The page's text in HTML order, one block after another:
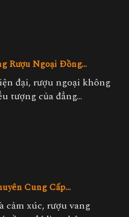
Rượu Ngoại Đồng...
đại, rượu ngoại không
tượng của đẳng...
Cung Cấp...
cảm xúc, rượu vang